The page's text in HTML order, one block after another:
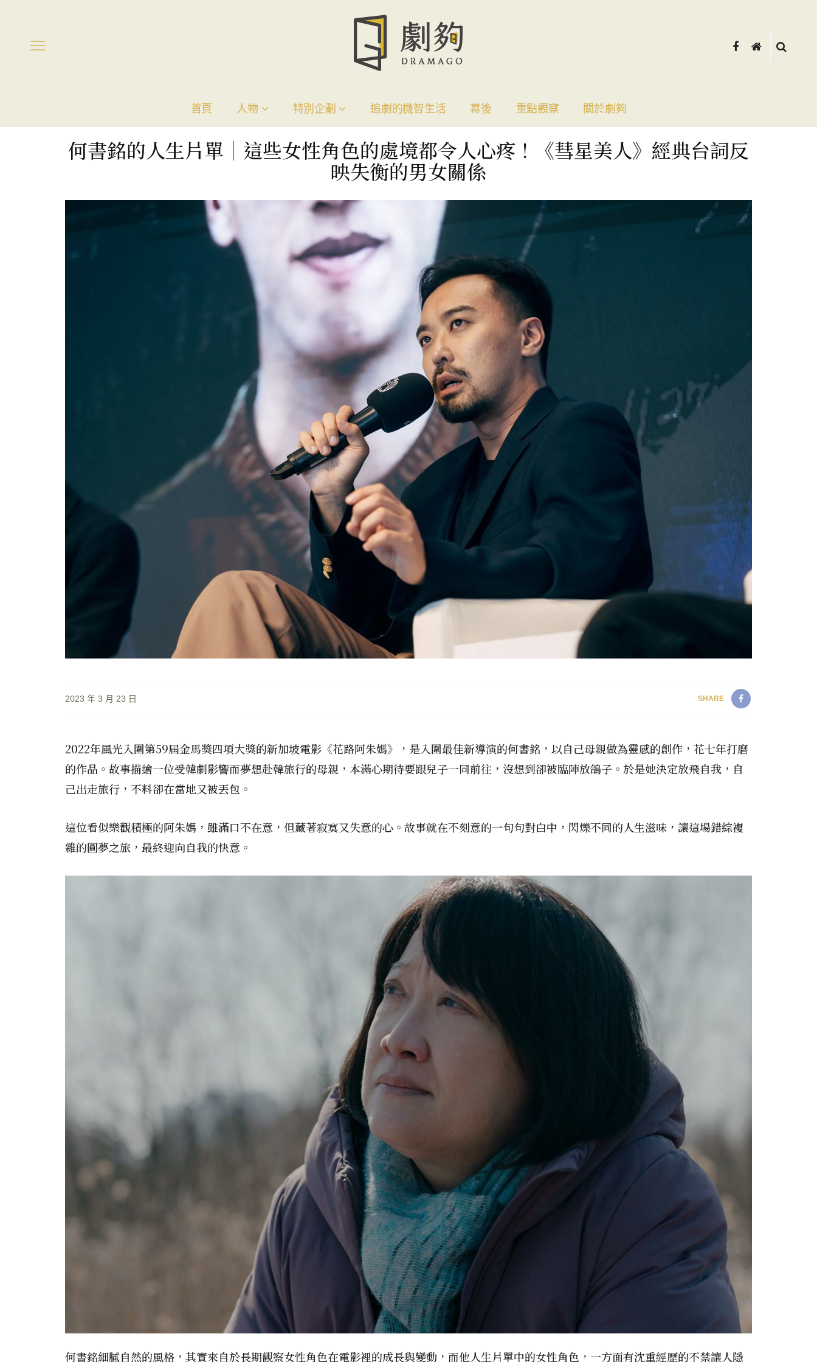
首頁 人物 特別企劃 追劇的機智生活 幕後 重點觀察 關於劇夠
何書銘的人生片單｜這些女性角色的處境都令人心疼！《彗星美人》經典台詞反
映失衡的男女關係
2023 年 3 月 23 日 SHARE
2022年風光入圍第59屆金馬獎四項大獎的新加坡電影《花路阿朱媽》，是入圍最佳新導演的何書銘，以自己母親做為靈感的創作，花七年打磨
的作品。故事描繪一位受韓劇影響而夢想赴韓旅行的母親，本滿心期待要跟兒子一同前往，沒想到卻被臨陣放鴿子。於是她決定放飛自我，自
己出走旅行，不料卻在當地又被丟包。
這位看似樂觀積極的阿朱媽，雖滿口不在意，但藏著寂寞又失意的心。故事就在不刻意的一句句對白中，閃爍不同的人生滋味，讓這場錯綜複
雜的圓夢之旅，最終迎向自我的快意。
何書銘細膩自然的風格，其實來自於長期觀察女性角色在電影裡的成長與變動，而他人生片單中的女性角色，一方面有沈重經歷的不禁讓人隱